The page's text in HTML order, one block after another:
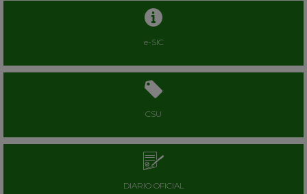
e-SIC
CSU
DIARIO OFICIAL